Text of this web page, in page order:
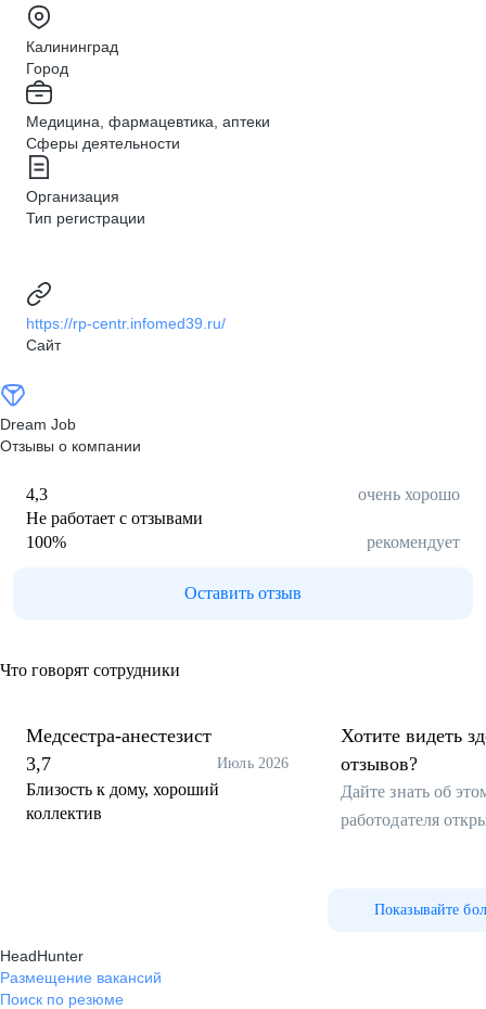
Калининград
Город
Медицина, фармацевтика, аптеки
Сферы деятельности
Организация
Тип регистрации
https://rp-centr.infomed39.ru/
Сайт
Dream Job
Отзывы о компании
4,3
очень хорошо
Не работает с отзывами
100% рекомендует
Оставить отзыв
Что говорят сотрудники
Медсестра-анестезист
3,7
Июль 2026
Близость к дому, хороший
коллектив
Хотите видеть
отзывов?
Дайте знать об
работодателя
Показывайте
HeadHunter
Размещение вакансий
Поиск по резюме